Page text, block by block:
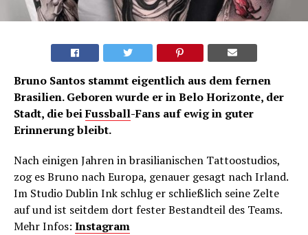
Bruno Santos stammt eigentlich aus dem fernen
Brasilien. Geboren wurde er in Belo Horizonte, der
Stadt, die beiFussball-Fans auf ewig in guter
Erinnerung bleibt.
Nach einigen Jahren in brasilianischen Tattoostudios,
zog es Bruno nach Europa, genauer gesagt nach Irland.
Im Studio Dublin Ink schlug er schließlich seine Zelte
auf und ist seitdem dort fester Bestandteil des Teams.
Mehr Infos: Instagram